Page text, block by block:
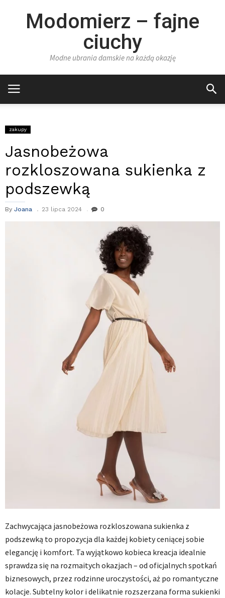
Modomierz – fajne
ciuchy
Modne ubrania damskie na każdą okazję
zakupy
Jasnobeżowa
rozkloszowana sukienka z
podszewką
By Joana 23 lipca 2024 0
Zachwycająca jasnobeżowa rozkloszowana sukienka z
podszewką to propozycja dla każdej kobiety ceniącej sobie
elegancję i komfort. Ta wyjątkowo kobieca kreacja idealnie
sprawdza się na rozmaitych okazjach – od oficjalnych spotkań
biznesowych, przez rodzinne uroczystości, aż po romantyczne
kolacje. Subtelny kolor i delikatnie rozszerzana forma sukienki